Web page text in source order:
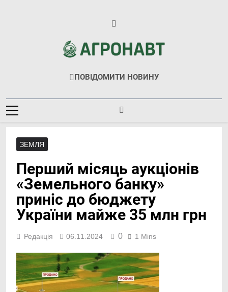
Агронавт
Новини Українського Агробізнесу
ПОВІДОМИТИ НОВИНУ
ЗЕМЛЯ
Перший місяць аукціонів
«Земельного банку»
приніс до бюджету
України майже 35 млн грн
Редакція 06.11.2024 0 1 Mins